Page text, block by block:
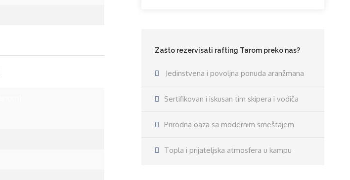
Zašto rezervisati rafting Tarom preko nas?
Jedinstvena i povoljna ponuda aranžmana
Sertifikovan i iskusan tim skipera i vodiča
Prirodna oaza sa modernim smeštajem
Topla i prijateljska atmosfera u kampu